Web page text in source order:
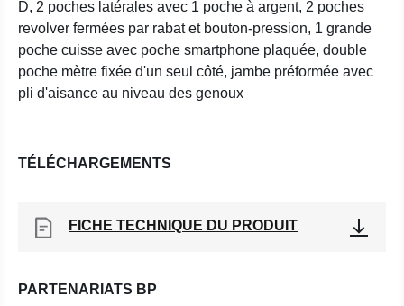
D, 2 poches latérales avec 1 poche à argent, 2 poches
revolver fermées par rabat et bouton-pression, 1 grande
poche cuisse avec poche smartphone plaquée, double
poche mètre fixée d'un seul côté, jambe préformée avec
pli d'aisance au niveau des genoux
TÉLÉCHARGEMENTS
FICHE TECHNIQUE DU PRODUIT
PARTENARIATS BP